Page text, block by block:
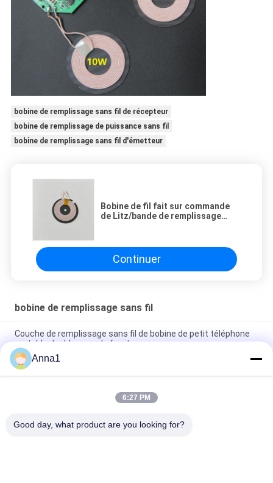
bobine de remplissage sans fil de récepteur
bobine de remplissage de puissance sans fil
bobine de remplissage sans fil d'émetteur
Bobine de fil fait sur commande
de Litz/bande de remplissage
Continuer
bobine de remplissage sans fil
Couche de remplissage sans fil de bobine de petit téléphone
portable double avec du ferrite
Bobine de fil fait sur commande de Litz/bande de remplissage
inductives de Mylar de bobine induction électrique
Bobine de remplissage sans fil de PCW 5010-6R3K25, bobine
Anna1
6:27 PM
Good day, what product are you looking for?